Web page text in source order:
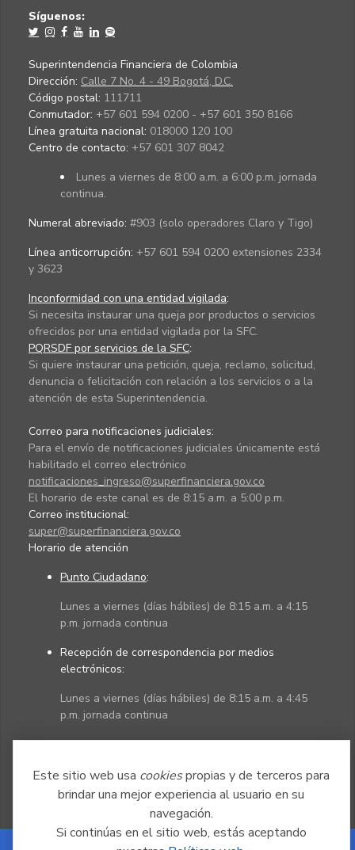
Este sitio web usa cookiespropias y de terceros para
brindar una mejor experiencia al usuario en su
navegación.
Si continúas en el sitio web, estás aceptando
Síguenos:
Superintendencia Financiera de Colombia
Dirección: Calle 7 No. 4 - 49 Bogotá, D.C.
Código postal: 111711
Conmutador: +57 601 594 0200 - +57 601 350 8166
Línea gratuita nacional: 018000 120 100
Centro de contacto: +57 601 307 8042
Lunes a viernes de 8:00 a.m. a 6:00 p.m. jornada
continua.
Numeral abreviado: #903 (solo operadores Claro y Tigo)
Línea anticorrupción: +57 601 594 0200 extensiones 2334
y 3623
Inconformidad con una entidad vigilada:
Si necesita instaurar una queja por productos o servicios
ofrecidos por una entidad vigilada por la SFC.
PQRSDF por servicios de la SFC:
Si quiere instaurar una petición, queja, reclamo, solicitud,
denuncia o felicitación con relación a los servicios o a la
atención de esta Superintendencia.
Correo para notificaciones judiciales:
Para el envío de notificaciones judiciales únicamente está
habilitado el correo electrónico
notificaciones_ingreso@superfinanciera.gov.co
El horario de este canal es de 8:15 a.m. a 5:00 p.m.
Correo institucional:
super@superfinanciera.gov.co
Horario de atención
Punto Ciudadano:
Lunes a viernes (días hábiles) de 8:15 a.m. a 4:15
p.m. jornada continua
Recepción de correspondencia por medios
electrónicos:
Lunes a viernes (días hábiles) de 8:15 a.m. a 4:45
p.m. jornada continua